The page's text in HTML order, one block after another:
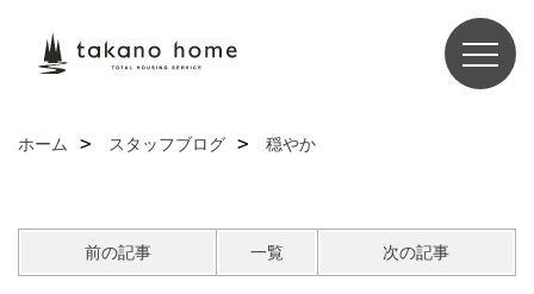
ホーム スタッフブログ 穏やか
前の記事 一覧 次の記事